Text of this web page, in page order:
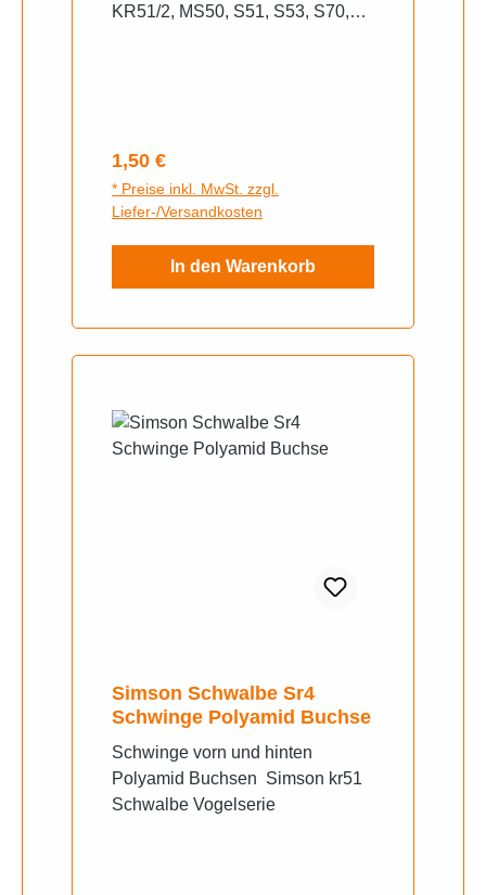
KR51/2, MS50, S51, S53, S70,
Regulärer Preis:
1,50 €
* Preise inkl. MwSt. zzgl.
Liefer-/Versandkosten
In den Warenkorb
Simson Schwalbe Sr4
Schwinge Polyamid Buchse
Schwinge vorn und hinten
Polyamid Buchsen Simson kr51